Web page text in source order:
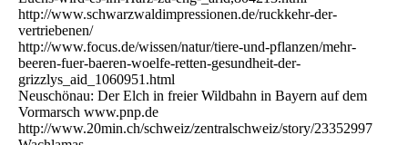
http://www.schwarzwaldimpressionen.de/ruckkehr-der-
vertriebenen/
http://www.focus.de/wissen/natur/tiere-und-pflanzen/mehr-
beeren-fuer-baeren-woelfe-retten-gesundheit-der-
grizzlys_aid_1060951.html
Neuschönau: Der Elch in freier Wildbahn in Bayern auf dem
Vormarsch www.pnp.de
http://www.20min.ch/schweiz/zentralschweiz/story/23352997